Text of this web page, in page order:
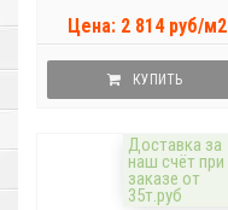
Цена: 2 814 руб/м2
КУПИТЬ
Доставка за
наш счёт при
заказе от
35т.руб